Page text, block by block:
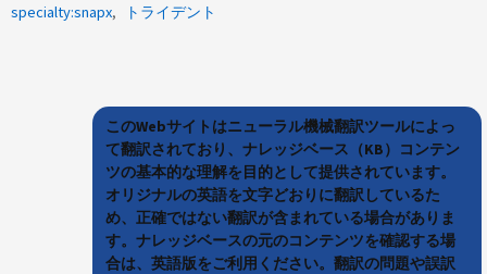
specialty:snapx
トライデント
このWebサイトはニューラル機械翻訳ツールによっ
て翻訳されており、ナレッジベース（KB）コンテン
ツの基本的な理解を目的として提供されています。
オリジナルの英語を文字どおりに翻訳しているた
め、正確ではない翻訳が含まれている場合がありま
す。ナレッジベースの元のコンテンツを確認する場
合は、英語版をご利用ください。翻訳の問題や誤訳